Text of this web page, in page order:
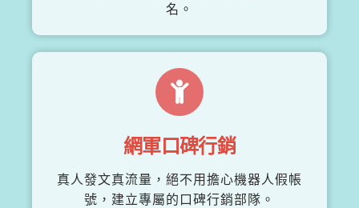
名。
網軍口碑行銷
真人發文真流量，絕不用擔心機器人假帳
號，建立專屬的口碑行銷部隊。